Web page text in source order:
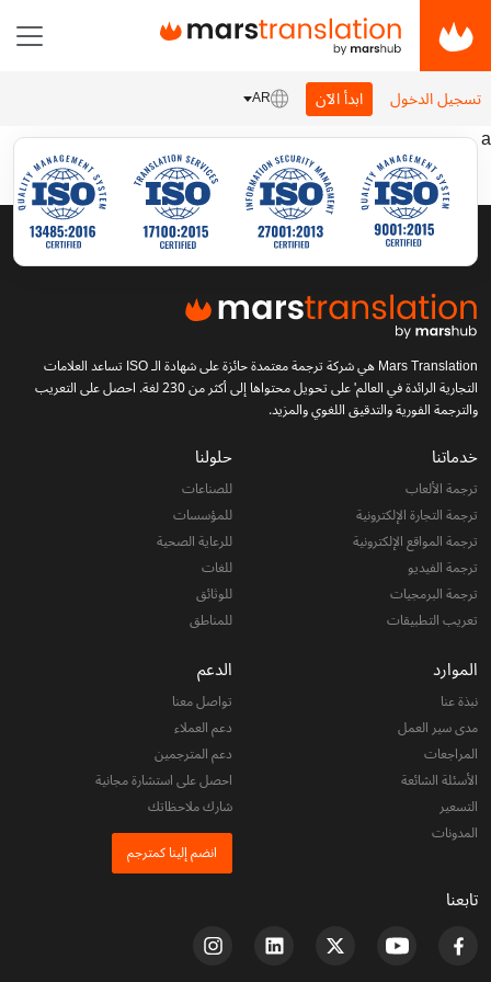
تسجيل الدخول ابدأ الآن AR
a
Mars Translation هي شركة ترجمة معتمدة حائزة على شهادة الـ ISO تساعد العلامات
التجارية الرائدة في العالم' على تحويل محتواها إلى أكثر من 230 لغة. احصل على التعريب
والترجمة الفورية والتدقيق اللغوي والمزيد.
خدماتنا
ترجمة الألعاب
ترجمة التجارة الإلكترونية
ترجمة المواقع الإلكترونية
ترجمة الفيديو
ترجمة البرمجيات
تعريب التطبيقات
حلولنا
للصناعات
للمؤسسات
للرعاية الصحية
للغات
للوثائق
للمناطق
الموارد
نبذة عنا
مدى سير العمل
المراجعات
الأسئلة الشائعة
التسعير
المدونات
الدعم
تواصل معنا
دعم العملاء
دعم المترجمين
احصل على استشارة مجانية
شارك ملاحظاتك
انضم إلينا كمترجم
تابعنا